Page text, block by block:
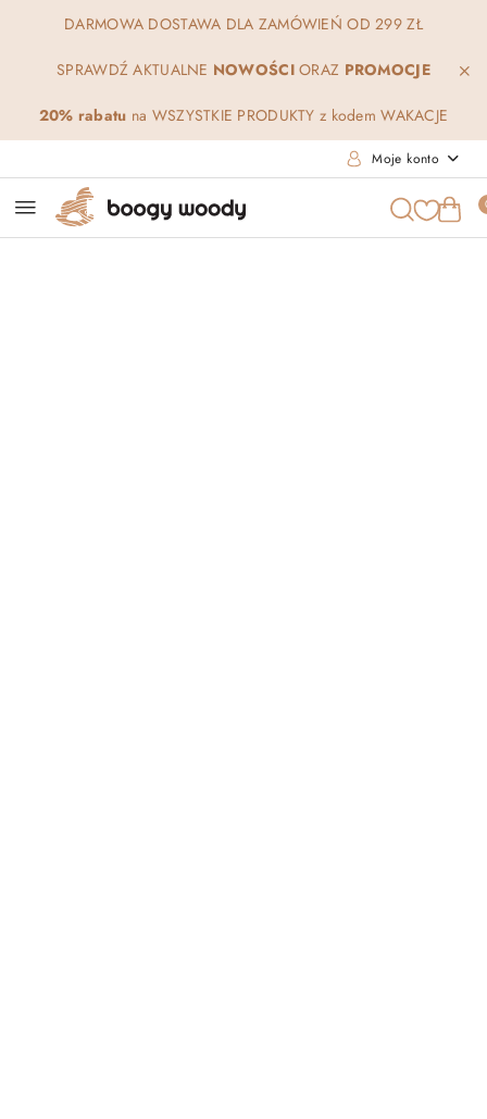
Przejdź do treści głównej
Przejdź do wyszukiwarki
Przejdź do moje konto
Przejdź do menu głównego
Przejdź do opisu produktu
Przejdź do stopki
DARMOWA DOSTAWA DLA ZAMÓWIEŃ OD 299 ZŁ
SPRAWDŹ AKTUALNE NOWOŚCIORAZ PROMOCJE
20% rabatu na WSZYSTKIE PRODUKTY z kodem WAKACJE
Moje konto